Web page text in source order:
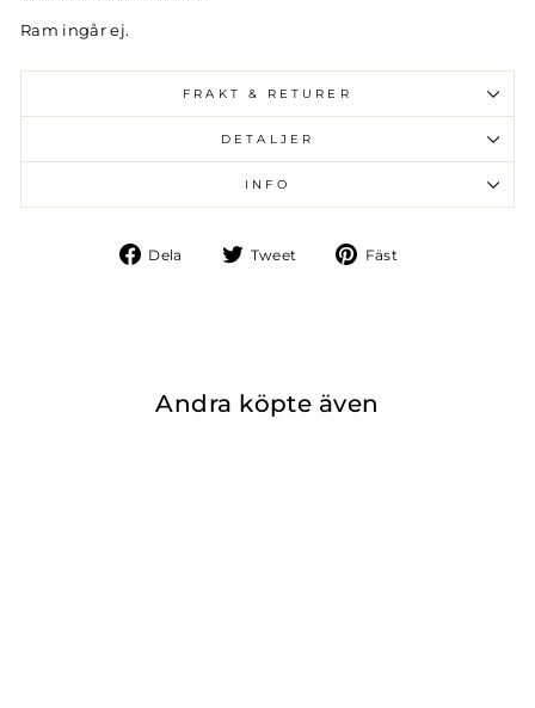
Ram ingår ej.
FRAKT & RETURER
DETALJER
INFO
Dela
Dela
Tweet
Tweet Fäst
Andra köpte även